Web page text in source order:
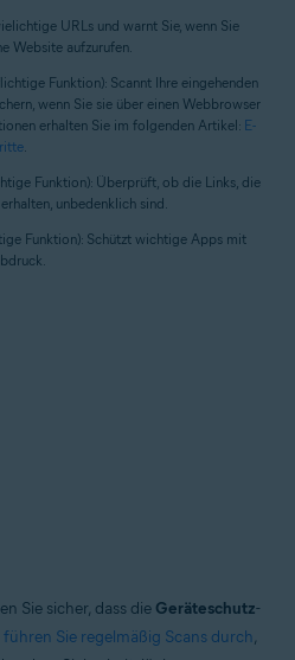
URLs und warnt Sie, wenn Sie
Website aufzurufen.
Funktion): Scannt Ihre eingehenden
wenn Sie sie über einen Webbrowser
erhalten Sie im folgenden Artikel: E-
Funktion): Überprüft, ob die Links, die
unbedenklich sind.
Funktion): Schützt wichtige Apps mit
Sie sicher, dass die Geräteschutz-
führen Sie regelmäßig Scans durch,